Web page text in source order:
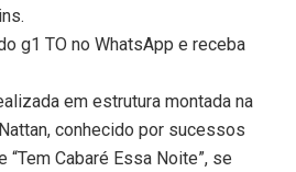
g1 TO no WhatsApp e receba
em estrutura montada na
conhecido por sucessos
“Tem Cabaré Essa Noite”, se